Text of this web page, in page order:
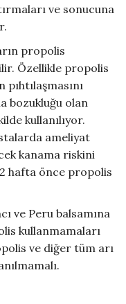
ve sonucuna
propolis
Özellikle propolis
bozukluğu olan
kullanılıyor.
ameliyat
kanama riskini
hafta önce propolis
ve Peru balsamına
kullanmamaları
ve diğer tüm arı